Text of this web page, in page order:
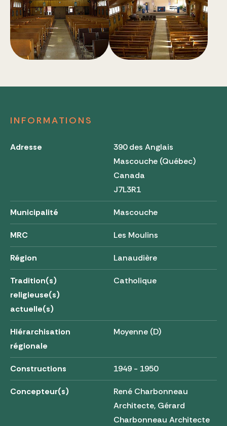
INFORMATIONS
Adresse
390 des Anglais
Mascouche (Québec)
Canada
J7L3R1
Municipalité Mascouche
MRC Les Moulins
Région Lanaudière
Tradition(s)
religieuse(s)
actuelle(s)
Catholique
Hiérarchisation
régionale
Moyenne (D)
Constructions 1949 - 1950
Concepteur(s)
René Charbonneau
Architecte, Gérard
Charbonneau Architecte